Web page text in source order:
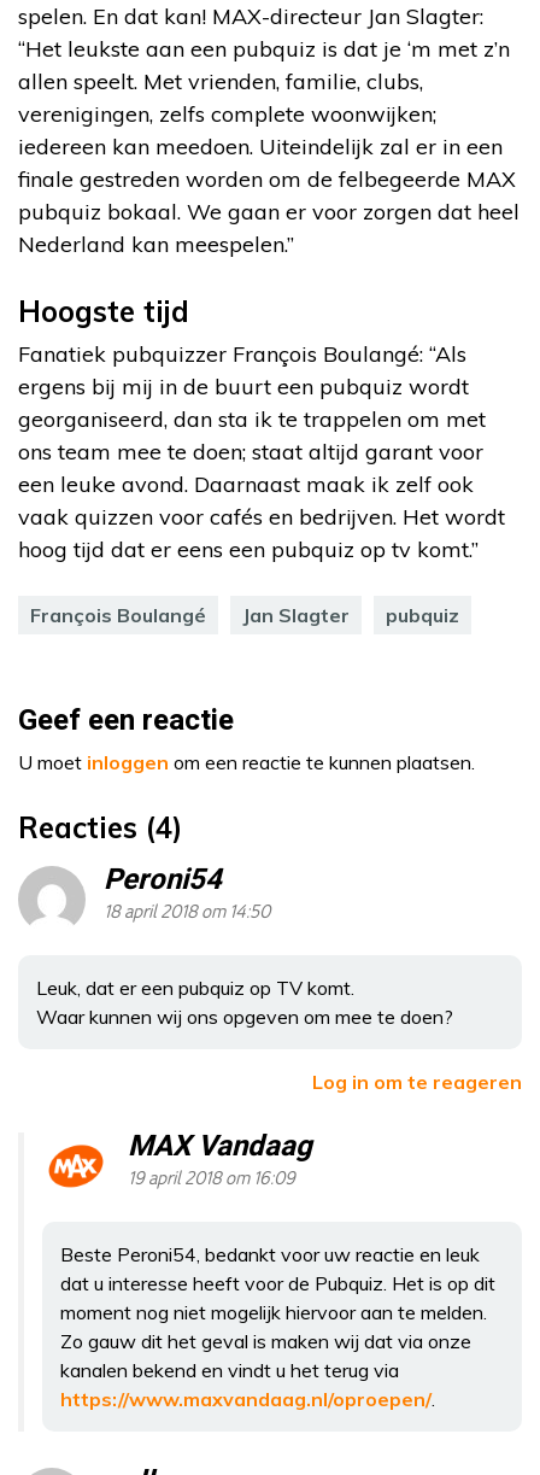
spelen. En dat kan! MAX-directeur Jan Slagter:
“Het leukste aan een pubquiz is dat je ‘m met z’n
allen speelt. Met vrienden, familie, clubs,
verenigingen, zelfs complete woonwijken;
iedereen kan meedoen. Uiteindelijk zal er in een
finale gestreden worden om de felbegeerde MAX
pubquiz bokaal. We gaan er voor zorgen dat heel
Nederland kan meespelen.”
Hoogste tijd
Fanatiek pubquizzer François Boulangé: “Als
ergens bij mij in de buurt een pubquiz wordt
georganiseerd, dan sta ik te trappelen om met
ons team mee te doen; staat altijd garant voor
een leuke avond. Daarnaast maak ik zelf ook
vaak quizzen voor cafés en bedrijven. Het wordt
hoog tijd dat er eens een pubquiz op tv komt.”
François Boulangé Jan Slagter pubquiz
Geef een reactie
U moet inloggen om een reactie te kunnen plaatsen.
Reacties (4)
Peroni54
18 april 2018 om 14:50
Leuk, dat er een pubquiz op TV komt.
Waar kunnen wij ons opgeven om mee te doen?
Log in om te reageren
MAX Vandaag
19 april 2018 om 16:09
Beste Peroni54, bedankt voor uw reactie en leuk
dat u interesse heeft voor de Pubquiz. Het is op dit
moment nog niet mogelijk hiervoor aan te melden.
Zo gauw dit het geval is maken wij dat via onze
kanalen bekend en vindt u het terug via
https://www.maxvandaag.nl/oproepen/.